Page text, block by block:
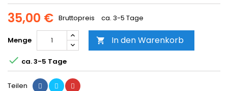
35,00 € Bruttopreis ca. 3-5 Tage
Menge  In den Warenkorb
 ca. 3-5 Tage
Teilen